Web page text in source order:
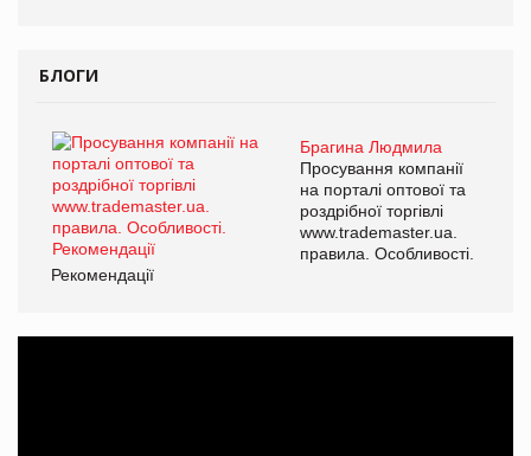
БЛОГИ
Брагина Людмила
Просування компанії
на порталі оптової та
роздрібної торгівлі
www.trademaster.ua.
правила. Особливості.
Рекомендації